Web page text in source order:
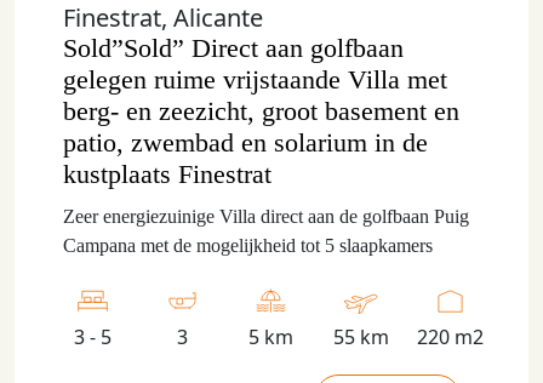
Finestrat, Alicante
Sold”Sold” Direct aan golfbaan
gelegen ruime vrijstaande Villa met
berg- en zeezicht, groot basement en
patio, zwembad en solarium in de
kustplaats Finestrat
Zeer energiezuinige Villa direct aan de golfbaan Puig
Campana met de mogelijkheid tot 5 slaapkamers
3 - 5 3 5 km 55 km 220 m2